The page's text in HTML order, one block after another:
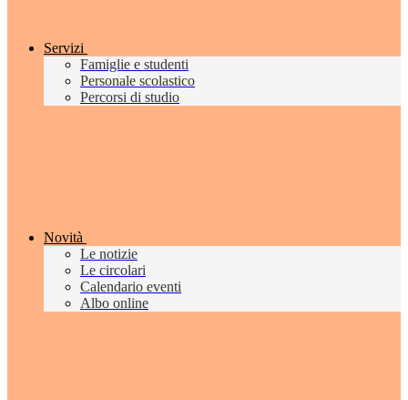
Servizi
Famiglie e studenti
Personale scolastico
Percorsi di studio
Novità
Le notizie
Le circolari
Calendario eventi
Albo online